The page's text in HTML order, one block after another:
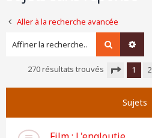
Aller à la recherche avancée
Rechercher
270 résultats trouvés
1 2
Sujets